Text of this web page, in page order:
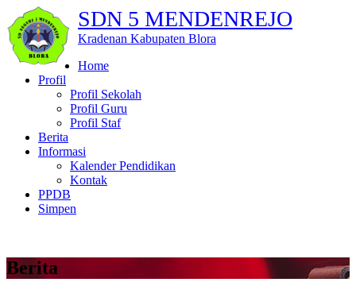
SDN 5 MENDENREJO
Kradenan Kabupaten Blora
Home
Profil
Profil Sekolah
Profil Guru
Profil Staf
Berita
Informasi
Kalender Pendidikan
Kontak
PPDB
Simpen
Berita